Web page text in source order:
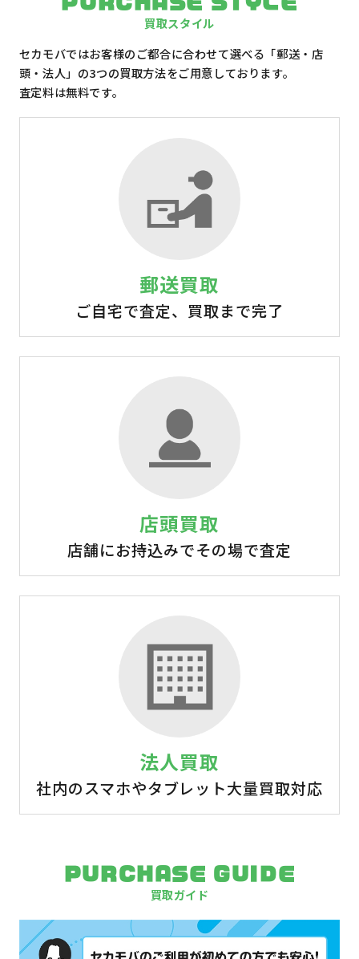
買取スタイル
セカモバではお客様のご都合に合わせて選べる「郵送・店
頭・法人」の3つの買取方法をご用意しております。
査定料は無料です。
郵送買取
ご自宅で査定、買取まで完了
店頭買取
店舗にお持込みでその場で査定
法人買取
社内のスマホやタブレット大量買取対応
PURCHASE GUIDE
買取ガイド